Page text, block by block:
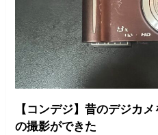
【コンデジ】昔のデジカ
の撮影ができた